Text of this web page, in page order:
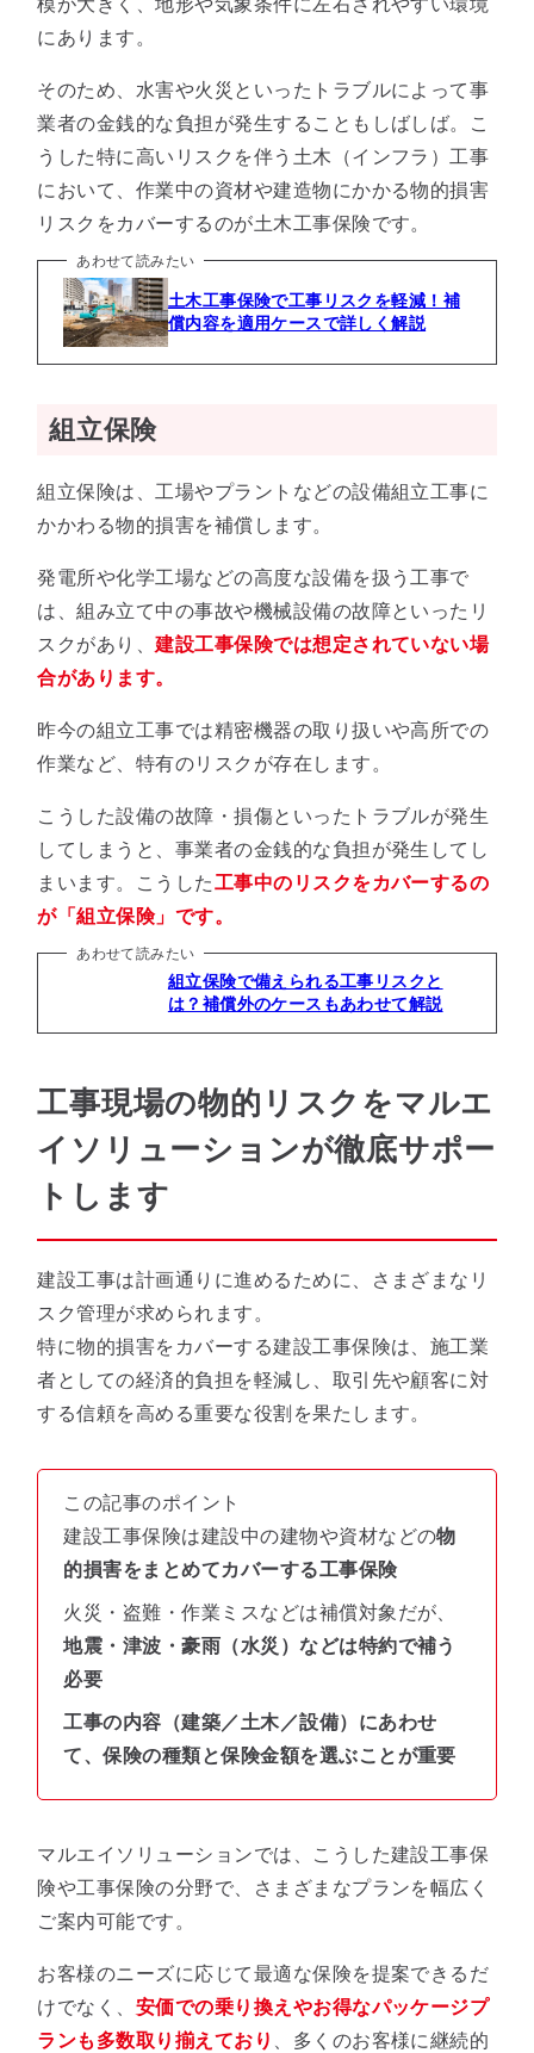
にあります。
そのため、水害や火災といったトラブルによって事
業者の金銭的な負担が発生することもしばしば。こ
うした特に高いリスクを伴う土木（インフラ）工事
において、作業中の資材や建造物にかかる物的損害
リスクをカバーするのが土木工事保険です。
あわせて読みたい
土木工事保険で工事リスクを軽減！補
償内容を適用ケースで詳しく解説
組立保険
組立保険は、工場やプラントなどの設備組立工事に
かかわる物的損害を補償します。
発電所や化学工場などの高度な設備を扱う工事で
は、組み立て中の事故や機械設備の故障といったリ
スクがあり、建設工事保険では想定されていない場
合があります。
昨今の組立工事では精密機器の取り扱いや高所での
作業など、特有のリスクが存在します。
こうした設備の故障・損傷といったトラブルが発生
してしまうと、事業者の金銭的な負担が発生してし
まいます。こうした工事中のリスクをカバーするの
が「組立保険」です。
あわせて読みたい
組立保険で備えられる工事リスクと
は？補償外のケースもあわせて解説
工事現場の物的リスクをマルエ
イソリューションが徹底サポー
トします
建設工事は計画通りに進めるために、さまざまなリ
スク管理が求められます。
特に物的損害をカバーする建設工事保険は、施工業
者としての経済的負担を軽減し、取引先や顧客に対
する信頼を高める重要な役割を果たします。
この記事のポイント
建設工事保険は建設中の建物や資材などの物
的損害をまとめてカバーする工事保険
火災・盗難・作業ミスなどは補償対象だが、
地震・津波・豪雨（水災）などは特約で補う
必要
工事の内容（建築／土木／設備）にあわせ
て、保険の種類と保険金額を選ぶことが重要
マルエイソリューションでは、こうした建設工事保
険や工事保険の分野で、さまざまなプランを幅広く
ご案内可能です。
お客様のニーズに応じて最適な保険を提案できるだ
けでなく、 安価での乗り換えやお得なパッケージプ
ランも多数取り揃えており
、多くのお客様に継続的